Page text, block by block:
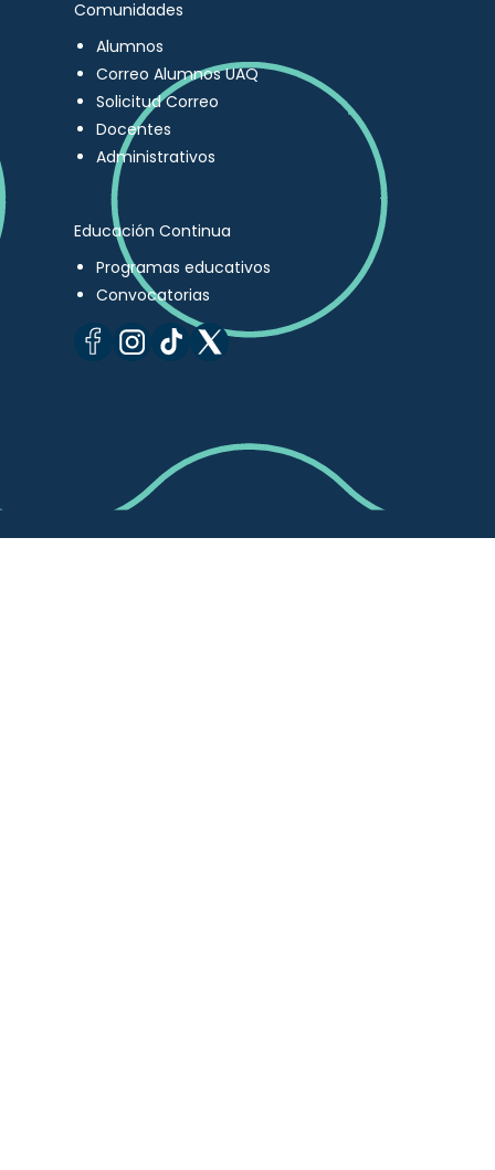
Comunidades
Alumnos
Correo Alumnos UAQ
Solicitud Correo
Docentes
Administrativos
Educación Continua
Programas educativos
Convocatorias